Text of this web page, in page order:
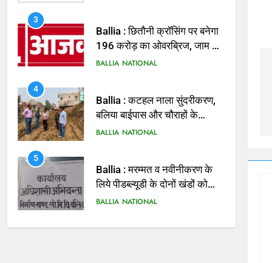
3
Ballia : छितौनी क्रॉसिंग पर बनेगा
196 करोड़ का ओवरब्रिज, जाम से
मिलेगी राहत
BALLIA NATIONAL
4
Ballia : कटहल नाला सुंदरीकरण,
बलिया बाईपास और चौराहों के
आधुनिकीकरण की तैयारी तेज
BALLIA NATIONAL
5
Ballia : मरम्मत व नवीनीकरण के
लिये पीडब्ल्यूडी के दोनों खंडों को
मिलेगा 26 करोड़
BALLIA NATIONAL
6